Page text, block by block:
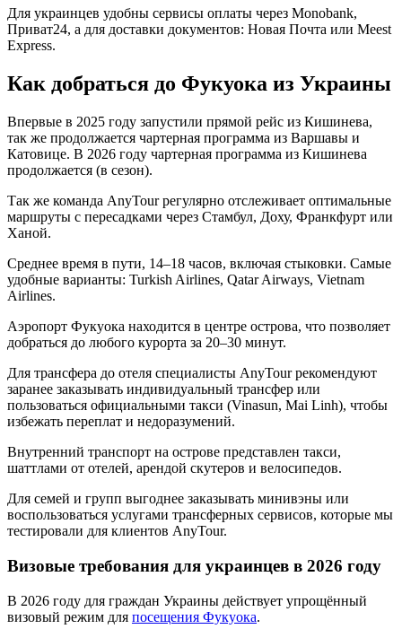
Для украинцев удобны сервисы оплаты через Monobank,
Приват24, а для доставки документов: Новая Почта или Meest
Express.
Как добраться до Фукуока из Украины
Впервые в 2025 году запустили прямой рейс из Кишинева,
так же продолжается чартерная программа из Варшавы и
Катовице. В 2026 году чартерная программа из Кишинева
продолжается (в сезон).
Так же команда AnyTour регулярно отслеживает оптимальные
маршруты с пересадками через Стамбул, Доху, Франкфурт или
Ханой.
Среднее время в пути, 14–18 часов, включая стыковки. Самые
удобные варианты: Turkish Airlines, Qatar Airways, Vietnam
Airlines.
Аэропорт Фукуока находится в центре острова, что позволяет
добраться до любого курорта за 20–30 минут.
Для трансфера до отеля специалисты AnyTour рекомендуют
заранее заказывать индивидуальный трансфер или
пользоваться официальными такси (Vinasun, Mai Linh), чтобы
избежать переплат и недоразумений.
Внутренний транспорт на острове представлен такси,
шаттлами от отелей, арендой скутеров и велосипедов.
Для семей и групп выгоднее заказывать минивэны или
воспользоваться услугами трансферных сервисов, которые мы
тестировали для клиентов AnyTour.
Визовые требования для украинцев в 2026 году
В 2026 году для граждан Украины действует упрощённый
визовый режим для посещения Фукуока.